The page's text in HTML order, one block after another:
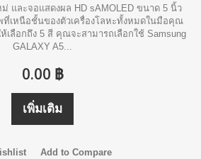
และจอแสดงผล HD sAMOLED ขนาด 5 นิ้ว
เหนือชั้นของตัวเครื่องโลหะทั้งหมดในมือคุณ
เลือกถึง 5 สี คุณจะสามารถเลือกใช้ Samsung
GALAXY A5...
0.00 ฿
เพิ่มเติม
Add to Compare